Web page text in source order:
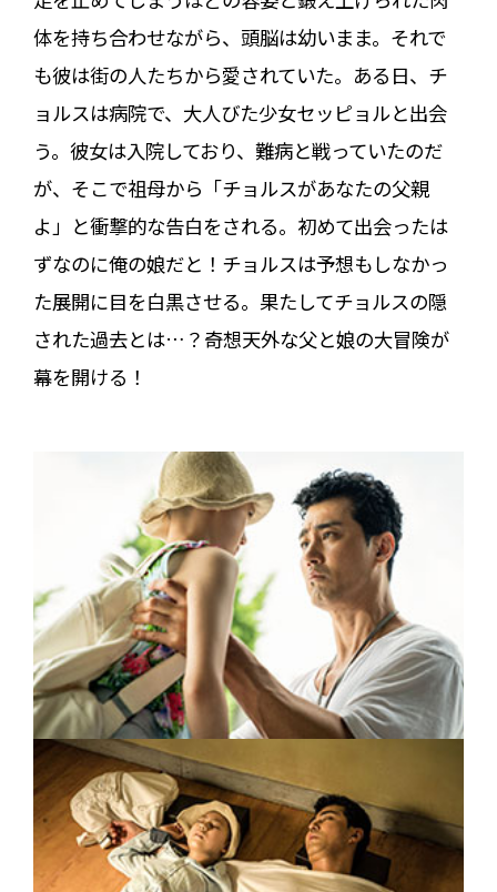
体を持ち合わせながら、頭脳は幼いまま。それで
も彼は街の人たちから愛されていた。ある日、チ
ョルスは病院で、大人びた少女セッピョルと出会
う。彼女は入院しており、難病と戦っていたのだ
が、そこで祖母から「チョルスがあなたの父親
よ」と衝撃的な告白をされる。初めて出会ったは
ずなのに俺の娘だと！――チョルスは予想もしなかっ
た展開に目を白黒させる。果たしてチョルスの隠
された過去とは…？奇想天外な父と娘の大冒険が
幕を開ける！